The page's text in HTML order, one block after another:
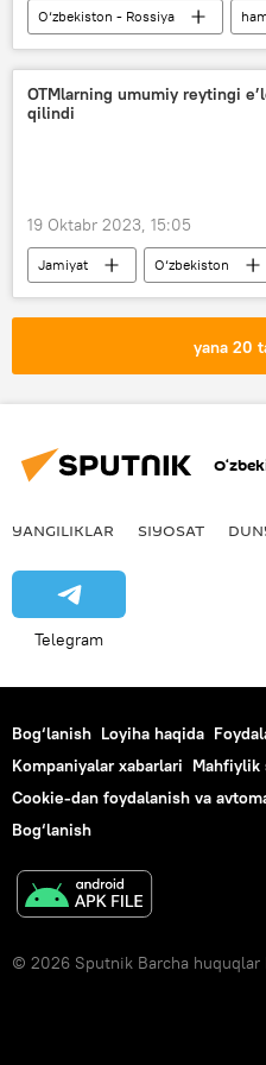
O‘zbekiston - Rossiya
Samara
Shifokor
malaka oshirish
OTMlarning umumiy reytingi
qilindi
19 Oktabr 2023, 15:05
Jamiyat O‘zbekiston
talabalar
yana 20
YANGILIKLAR SIYOSAT
Telegram
Bog‘lanish Loyiha haqida
Kompaniyalar xabarlari Mahfiylik
Cookie-dan foydalanish va
Bog‘lanish
© 2026 Sputnik Barcha huquqlar